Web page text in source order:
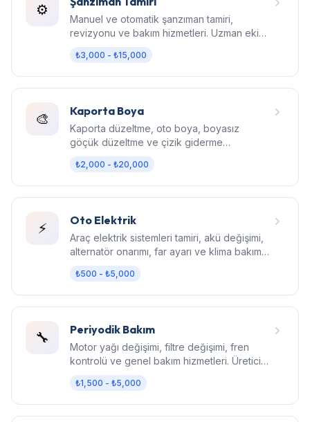
⚙️
Manuel ve otomatik şanzıman tamiri,
revizyonu ve bakım hizmetleri. Uzman ekip,
₺3,000 - ₺15,000
🎨 Kaporta Boya
Kaporta düzeltme, oto boya, boyasız
göçük düzeltme ve çizik giderme
₺2,000 - ₺20,000
⚡ Oto Elektrik
Araç elektrik sistemleri tamiri, akü değişimi,
alternatör onarımı, far ayarı ve klima bakım
₺500 - ₺5,000
🔧 Periyodik Bakım
Motor yağı değişimi, filtre değişimi, fren
kontrolü ve genel bakım hizmetleri. Üretici
₺1,500 - ₺5,000